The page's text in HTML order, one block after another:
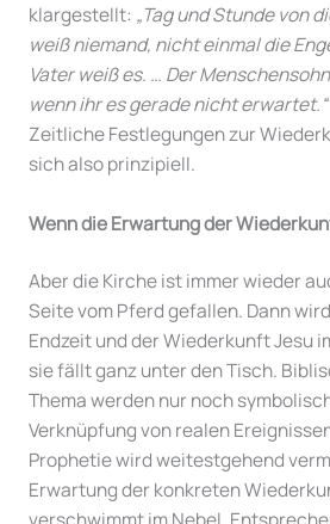
klargestellt: „Tag und Stunde von
weiß niemand, nicht einmal die
Vater weiß es. … Der
wenn ihr es gerade nicht erwartet.“
Zeitliche Festlegungen zur
sich also prinzipiell.
Wenn die Erwartung der
Aber die Kirche ist immer wieder
Seite vom Pferd gefallen. Dann
Endzeit und der Wiederkunft Jesu
sie fällt ganz unter den Tisch.
Thema werden nur noch
Verknüpfung von realen
Prophetie wird weitestgehend
Erwartung der konkreten